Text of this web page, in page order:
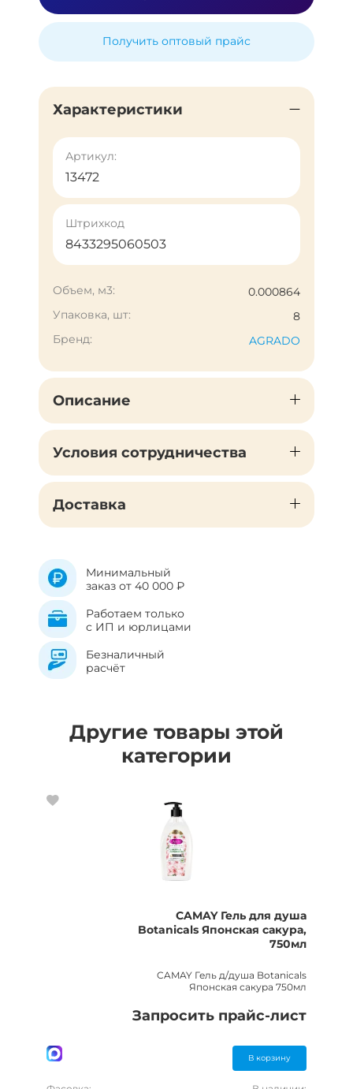
Получить оптовый прайс
Характеристики
Артикул:
13472
Штрихкод
8433295060503
Объем, м3:
0.000864
Упаковка, шт:
8
Бренд:
AGRADO
Описание
Условия сотрудничества
Доставка
Минимальный
заказ от 40 000 ₽
Работаем только
с ИП и юрлицами
Безналичный
расчёт
Другие товары этой
категории
CAMAY Гель для душа
Botanicals Японская сакура,
750мл
CAMAY Гель д/душа Botanicals
Японская сакура 750мл
Запросить прайс-лист
В корзину